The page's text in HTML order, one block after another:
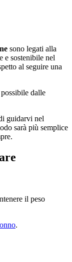
sono legati alla
e sostenibile nel
al seguire una
dalle
guidarvi nel
sarà più semplice
il peso
.